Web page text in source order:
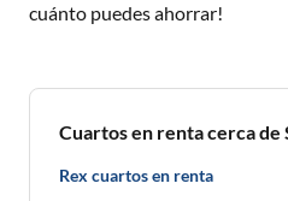
cuánto puedes ahorrar!
Cuartos en renta cerca de
Rex cuartos en renta